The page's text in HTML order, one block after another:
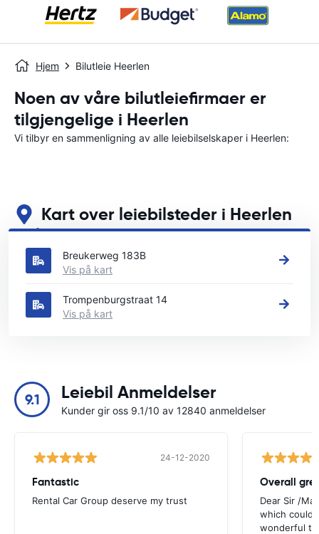
Hjem Bilutleie Heerlen
Noen av våre bilutleiefirmaer er
tilgjengelige i Heerlen
Vi tilbyr en sammenligning av alle leiebilselskaper i Heerlen:
Kart over leiebilsteder i Heerlen
Se våre viktigste bilutleiesteder i Heerlen
Breukerweg 183B
Vis på kart
Trompenburgstraat 14
Vis på kart
9.1 Leiebil Anmeldelser
Kunder gir oss 9.1/10 av 12840 anmeldelser
24-12-2020
Fantastic
Rental Car Group deserve my trust
Overall
Dear Sir /
which could
wonderful to